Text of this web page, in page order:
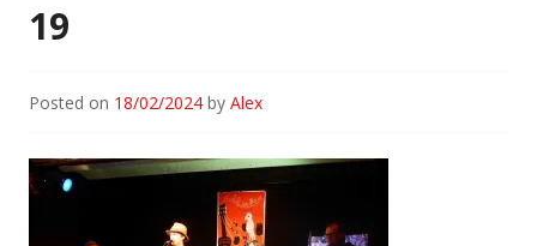
19
Posted on 18/02/2024 by Alex